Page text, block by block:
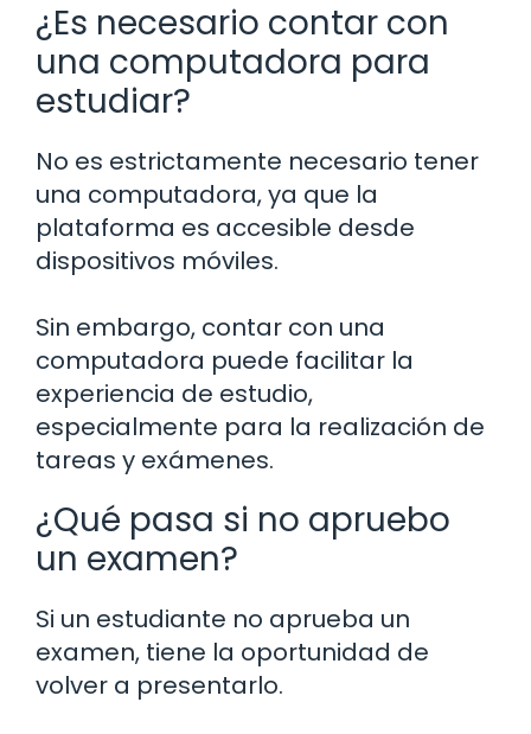
¿Es necesario contar con
una computadora para
estudiar?
No es estrictamente necesario tener
una computadora, ya que la
plataforma es accesible desde
dispositivos móviles.
Sin embargo, contar con una
computadora puede facilitar la
experiencia de estudio,
especialmente para la realización de
tareas y exámenes.
¿Qué pasa si no apruebo
un examen?
Si un estudiante no aprueba un
examen, tiene la oportunidad de
volver a presentarlo.